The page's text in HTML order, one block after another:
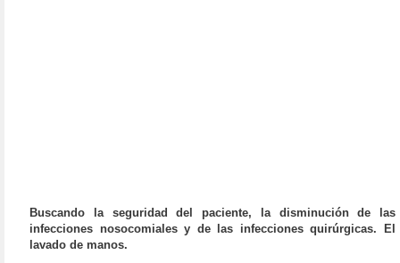
Buscando la seguridad del paciente, la disminución de las
infecciones nosocomiales y de las infecciones quirúrgicas. El
lavado de manos.